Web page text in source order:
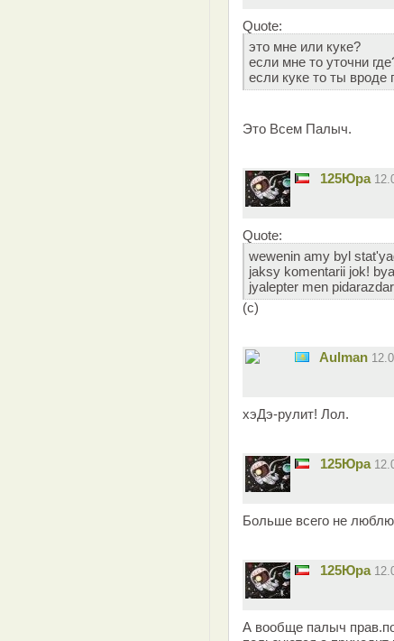
Quote:
это мне или куке?
если мне то уточни
если куке то ты вроде
Это Всем Палыч.
125Юра
Quote:
wewenin amy byl
jaksy komentarii jok!
jyalepter men pidarazdar
(с)
Aulman
хэДэ-рулит! Лол.
125Юра
Больше всего не
125Юра
А вообще палыч